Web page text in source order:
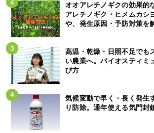
オオアレチノギクの効果的
アレチノギク・ヒメムカシ
や、発生原因・予防対策を
高温・乾燥・日照不足でも
い農業へ。バイオスティミ
び方
気候変動で早く・長く発生
り防除。通年使える気門封